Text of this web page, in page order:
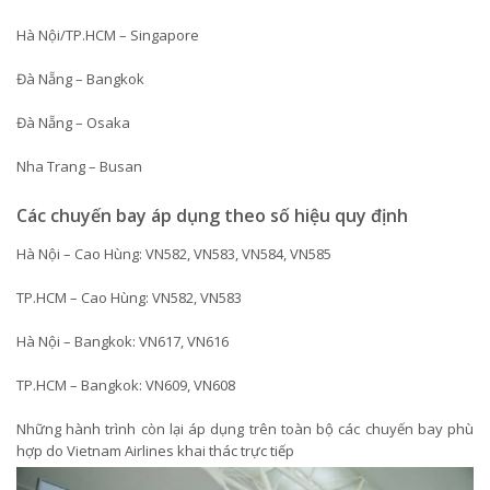
Hà Nội/TP.HCM – Singapore
Đà Nẵng – Bangkok
Đà Nẵng – Osaka
Nha Trang – Busan
Các chuyến bay áp dụng theo số hiệu quy định
Hà Nội – Cao Hùng: VN582, VN583, VN584, VN585
TP.HCM – Cao Hùng: VN582, VN583
Hà Nội – Bangkok: VN617, VN616
TP.HCM – Bangkok: VN609, VN608
Những hành trình còn lại áp dụng trên toàn bộ các chuyến bay phù
hợp do Vietnam Airlines khai thác trực tiếp